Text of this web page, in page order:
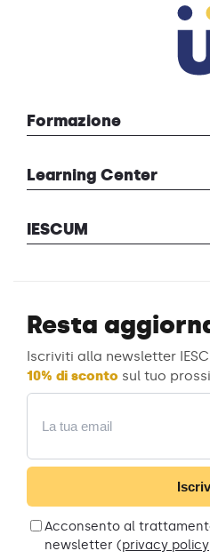
Formazione
Learning Center
IESCUM
Resta
Iscriviti alla newsletter
10% di sconto sul tuo
Email
Acconsento al
newsletter (privacy policy